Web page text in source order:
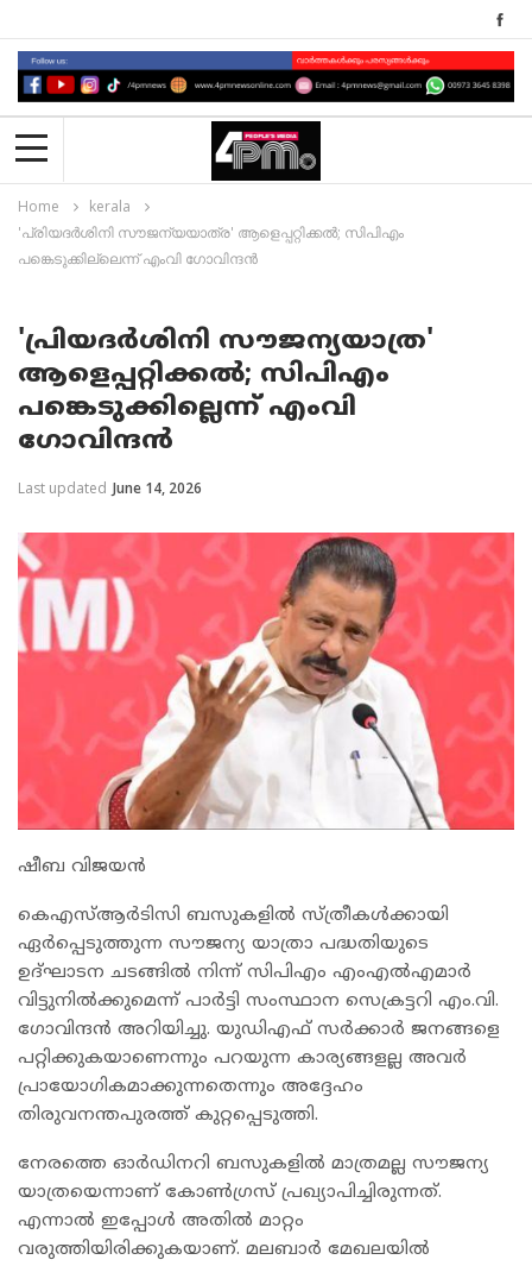
Home
kerala
'പ്രിയദര്‍ശിനി സൗജന്യയാത്ര' ആളെപ്പറ്റിക്കല്‍; സിപിഎം
പങ്കെടുക്കില്ലെന്ന് എംവി ഗോവിന്ദന്‍
'പ്രിയദര്‍ശിനി സൗജന്യയാത്ര'
ആളെപ്പറ്റിക്കല്‍; സിപിഎം
പങ്കെടുക്കില്ലെന്ന് എംവി
ഗോവിന്ദന്‍
Last updated June 14, 2026
ഷീബ വിജയൻ
കെഎസ്ആർടിസി ബസുകളിൽ സ്ത്രീകൾക്കായി
ഏർപ്പെടുത്തുന്ന സൗജന്യ യാത്രാ പദ്ധതിയുടെ
ഉദ്ഘാടന ചടങ്ങിൽ നിന്ന് സിപിഎം എംഎൽഎമാർ
വിട്ടുനിൽക്കുമെന്ന് പാർട്ടി സംസ്ഥാന സെക്രട്ടറി എം.വി.
ഗോവിന്ദൻ അറിയിച്ചു. യുഡിഎഫ് സർക്കാർ ജനങ്ങളെ
പറ്റിക്കുകയാണെന്നും പറയുന്ന കാര്യങ്ങളല്ല അവർ
പ്രായോഗികമാക്കുന്നതെന്നും അദ്ദേഹം
തിരുവനന്തപുരത്ത് കുറ്റപ്പെടുത്തി.
നേരത്തെ ഓർഡിനറി ബസുകളിൽ മാത്രമല്ല സൗജന്യ
യാത്രയെന്നാണ് കോൺഗ്രസ് പ്രഖ്യാപിച്ചിരുന്നത്.
എന്നാൽ ഇപ്പോൾ അതിൽ മാറ്റം
വരുത്തിയിരിക്കുകയാണ്. മലബാർ മേഖലയിൽ